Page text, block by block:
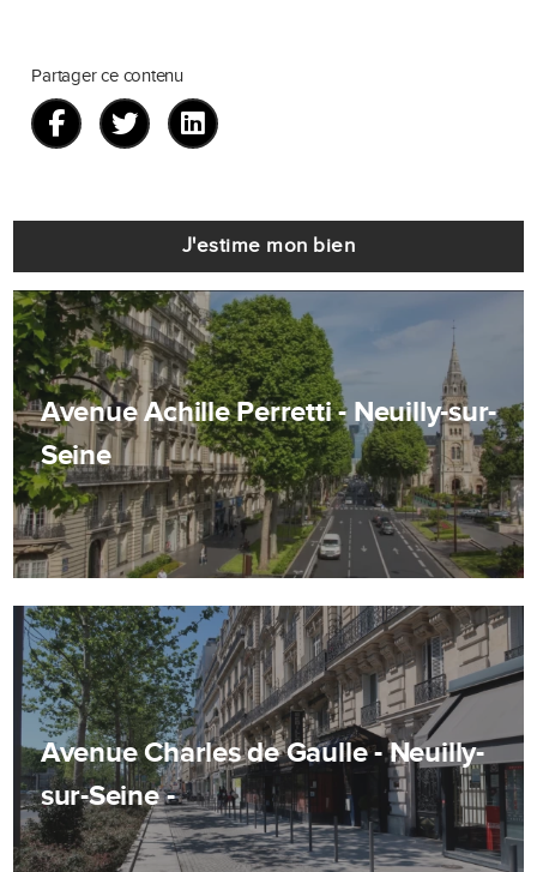
Partager ce contenu
J'estime mon bien
Avenue Achille Perretti - Neuilly-sur-
Seine
Avenue Charles de Gaulle - Neuilly-
sur-Seine -